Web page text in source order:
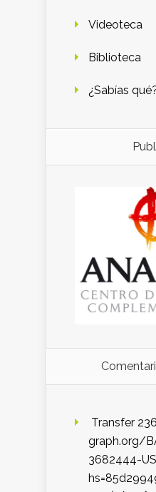
Videoteca
Biblioteca
¿Sabías
Transfer
graph.org/
3682444-